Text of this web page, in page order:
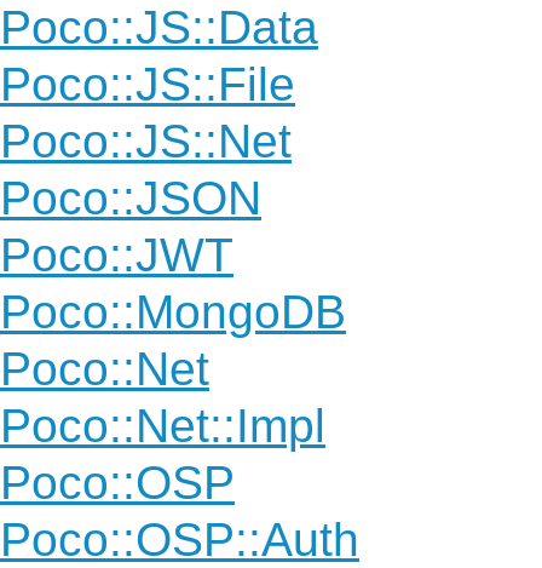
Poco::JS::Data
Poco::JS::File
Poco::JS::Net
Poco::JSON
Poco::JWT
Poco::MongoDB
Poco::Net
Poco::Net::Impl
Poco::OSP
Poco::OSP::Auth